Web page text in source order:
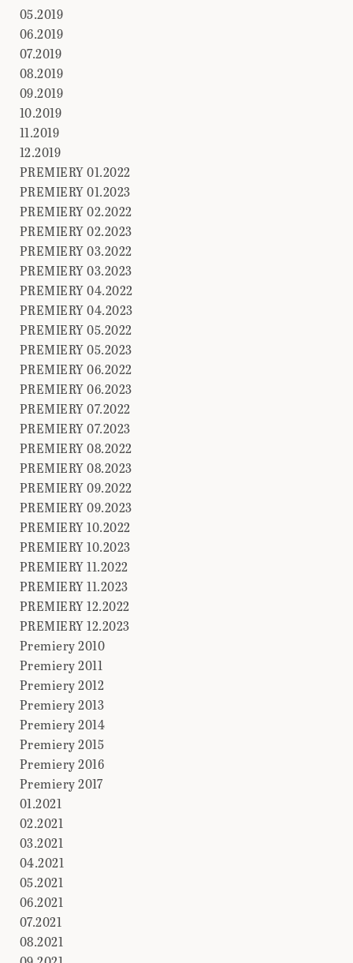
05.2019
06.2019
07.2019
08.2019
09.2019
10.2019
11.2019
12.2019
PREMIERY 01.2022
PREMIERY 01.2023
PREMIERY 02.2022
PREMIERY 02.2023
PREMIERY 03.2022
PREMIERY 03.2023
PREMIERY 04.2022
PREMIERY 04.2023
PREMIERY 05.2022
PREMIERY 05.2023
PREMIERY 06.2022
PREMIERY 06.2023
PREMIERY 07.2022
PREMIERY 07.2023
PREMIERY 08.2022
PREMIERY 08.2023
PREMIERY 09.2022
PREMIERY 09.2023
PREMIERY 10.2022
PREMIERY 10.2023
PREMIERY 11.2022
PREMIERY 11.2023
PREMIERY 12.2022
PREMIERY 12.2023
Premiery 2010
Premiery 2011
Premiery 2012
Premiery 2013
Premiery 2014
Premiery 2015
Premiery 2016
Premiery 2017
01.2021
02.2021
03.2021
04.2021
05.2021
06.2021
07.2021
08.2021